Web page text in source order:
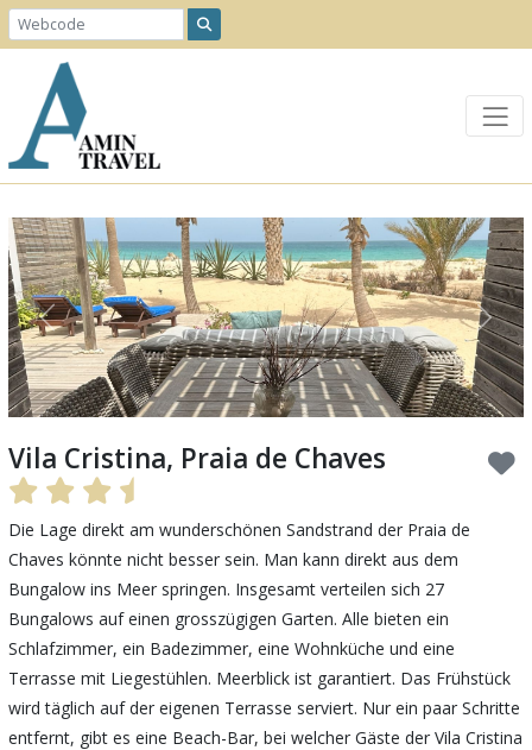
Previous Next
Vila Cristina, Praia de Chaves
Die Lage direkt am wunderschönen Sandstrand der Praia de
Chaves könnte nicht besser sein. Man kann direkt aus dem
Bungalow ins Meer springen. Insgesamt verteilen sich 27
Bungalows auf einen grosszügigen Garten. Alle bieten ein
Schlafzimmer, ein Badezimmer, eine Wohnküche und eine
Terrasse mit Liegestühlen. Meerblick ist garantiert. Das Frühstück
wird täglich auf der eigenen Terrasse serviert. Nur ein paar Schritte
entfernt, gibt es eine Beach-Bar, bei welcher Gäste der Vila Cristina